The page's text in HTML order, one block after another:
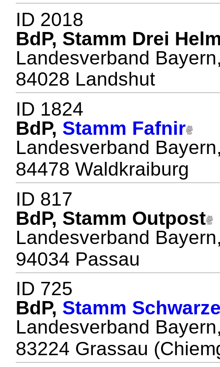
ID 2018
BdP, Stamm Drei
Landesverband
84028 Landshut
ID 1824
BdP, Stamm Fafnir
Landesverband
84478 Waldkraiburg
ID 817
BdP, Stamm Outpost
Landesverband
94034 Passau
ID 725
BdP, Stamm
Landesverband
83224 Grassau